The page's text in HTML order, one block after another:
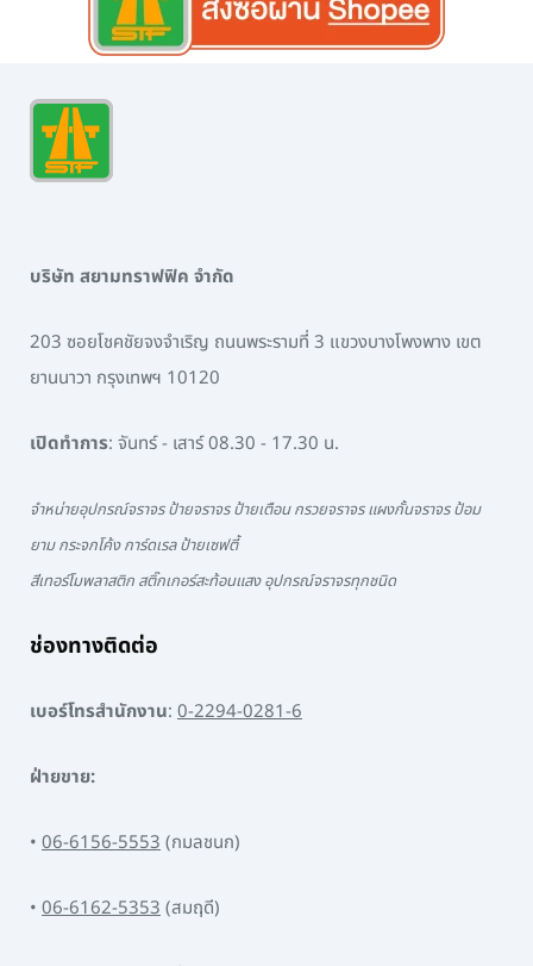
บริษัท สยามทราฟฟิค จำกัด
203 ซอยโชคชัยจงจำเริญ ถนนพระรามที่ 3 แขวงบางโพงพาง เขต
ยานนาวา กรุงเทพฯ 10120
เปิดทำการ: จันทร์ - เสาร์ 08.30 - 17.30 น.
จำหน่ายอุปกรณ์จราจร ป้ายจราจร ป้ายเตือน กรวยจราจร แผงกั้นจราจร ป้อม
ยาม กระจกโค้ง การ์ดเรล ป้ายเซฟตี้
สีเทอร์โมพลาสติก สติ๊กเกอร์สะท้อนแสง อุปกรณ์จราจรทุกชนิด
ช่องทางติดต่อ
เบอร์โทรสำนักงาน: 0-2294-0281-6
ฝ่ายขาย:
• 06-6156-5553(กมลชนก)
• 06-6162-5353(สมฤดี)